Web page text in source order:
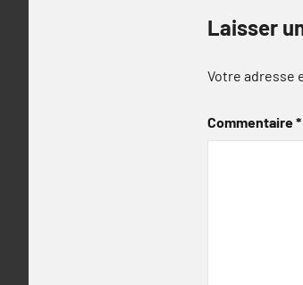
Laisser
Votre adresse
Commentaire*